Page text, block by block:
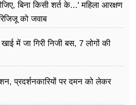
बिना किसी शर्त के...' महिला आरक्षण
को जवाब
में जा गिरी निजी बस, 7 लोगों की
प्रदर्शनकारियों पर दमन को लेकर